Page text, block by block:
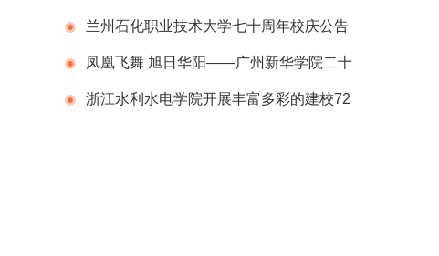
建校40周年校庆系列活动
兰州石化职业技术大学七十周年校庆公告
（第二号）
凤凰飞舞 旭日华阳——广州新华学院二十
周年校庆系列活动举行
浙江水利水电学院开展丰富多彩的建校72